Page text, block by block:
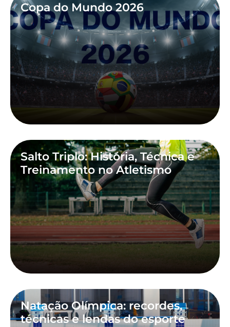
Copa do Mundo 2026
Salto Triplo: História, Técnica e
Treinamento no Atletismo
Natação Olímpica: recordes,
técnicas e lendas do esporte